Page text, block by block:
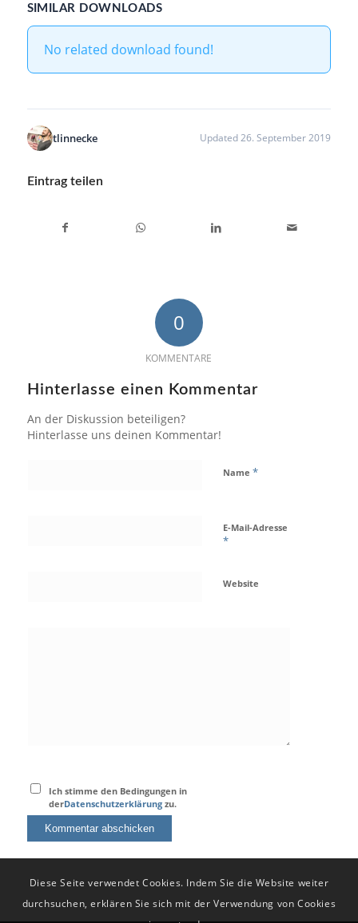
SIMILAR DOWNLOADS
No related download found!
tlinnecke Updated 26. September 2019
Eintrag teilen
0
KOMMENTARE
Hinterlasse einen Kommentar
An der Diskussion beteiligen?
Hinterlasse uns deinen Kommentar!
Name *
E-Mail-Adresse
*
Website
Ich stimme den Bedingungen in
derDatenschutzerklärung zu.
Diese Seite verwendet Cookies. Indem Sie die Website weiter
durchsuchen, erklären Sie sich mit der Verwendung von Cookies